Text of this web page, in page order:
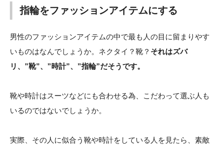
指輪をファッションアイテムにする
男性のファッションアイテムの中で最も人の目に留まりやす
いものはなんでしょうか。ネクタイ？靴？ それはズバ
リ、”靴”、”時計”、”指輪”だそうです。
靴や時計はスーツなどにも合わせる為、こだわって選ぶ人も
いるのではないでしょうか。
実際、その人に似合う靴や時計をしている人を見たら、素敵